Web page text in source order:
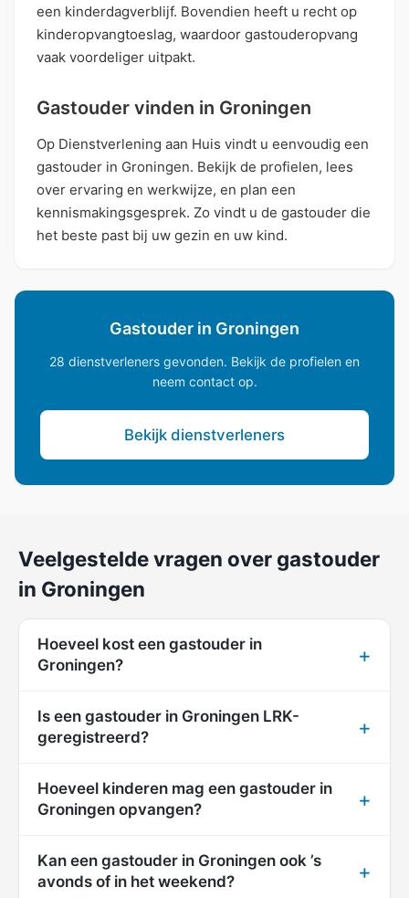
een kinderdagverblijf. Bovendien heeft u recht op
kinderopvangtoeslag, waardoor gastouderopvang
vaak voordeliger uitpakt.
Gastouder vinden in Groningen
Op Dienstverlening aan Huis vindt u eenvoudig een
gastouder in Groningen. Bekijk de profielen, lees
over ervaring en werkwijze, en plan een
kennismakingsgesprek. Zo vindt u de gastouder die
het beste past bij uw gezin en uw kind.
Gastouder in Groningen
28 dienstverleners gevonden. Bekijk de profielen en
neem contact op.
Bekijk dienstverleners
Veelgestelde vragen over gastouder
in Groningen
Hoeveel kost een gastouder in
Groningen?
Is een gastouder in Groningen LRK-
geregistreerd?
Hoeveel kinderen mag een gastouder in
Groningen opvangen?
Kan een gastouder in Groningen ook ’s
avonds of in het weekend?